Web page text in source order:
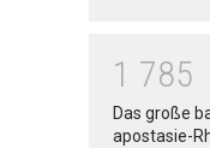
1 785
Das große
apostasie-